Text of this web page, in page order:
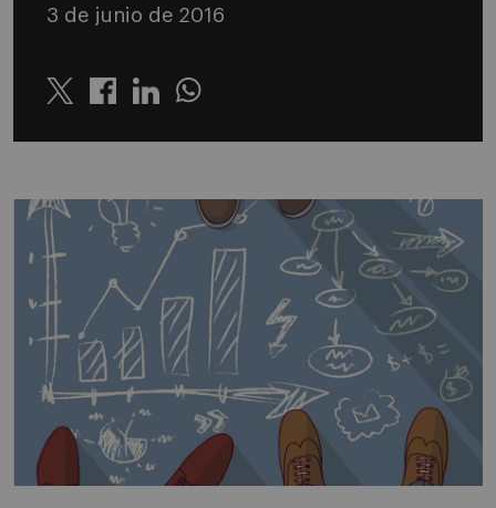
3 de junio de 2016
Twitter LinkedinWhatsapp